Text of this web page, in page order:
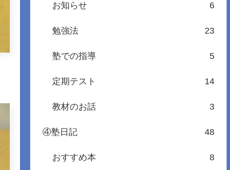
お知らせ 6
勉強法 23
塾での指導 5
定期テスト 14
教材のお話 3
④塾日記 48
おすすめ本 8